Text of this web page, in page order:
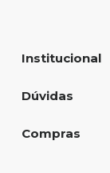
Institucional
Dúvidas
Compras